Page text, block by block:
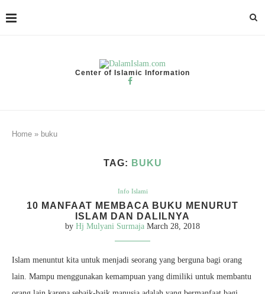
Center of Islamic Information
Home » buku
TAG: BUKU
Info Islami
10 MANFAAT MEMBACA BUKU MENURUT
ISLAM DAN DALILNYA
by Hj Mulyani Surmaja March 28, 2018
Islam menuntut kita untuk menjadi seorang yang berguna bagi orang
lain. Mampu menggunakan kemampuan yang dimiliki untuk membantu